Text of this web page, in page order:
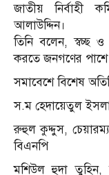
জাতীয় নির্বাহী
আলাউদ্দিন।
তিনি বলেন, স্বচ্ছ ও
করতে জনগণের
সমাবেশে বিশেষ
স.ম হেদায়েতুল
রুহুল কুদ্দুস,
বিএনপি
মশিউল হুদা